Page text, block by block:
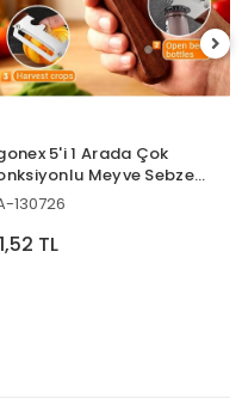
5'i 1 Arada Çok
Meyve Sebze
Jülyen Dilimleyici
Paslanmaz Çelik
130726
TL